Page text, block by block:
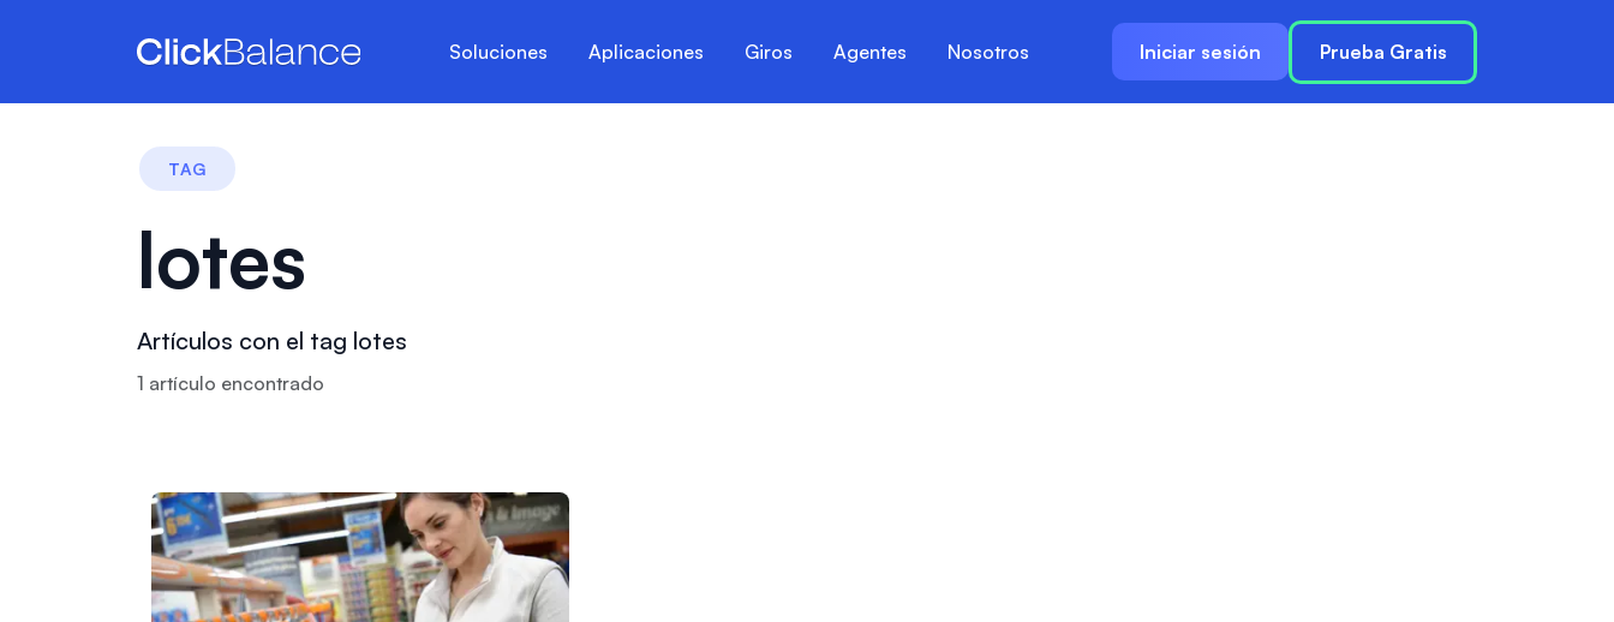
Soluciones Aplicaciones Giros Agentes Nosotros Iniciar sesión Prueba Gratis
TAG
lotes
Artículos con el tag lotes
1 artículo encontrado